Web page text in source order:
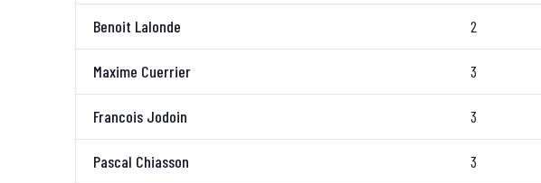
Benoit Lalonde 2
Maxime Cuerrier 3
Francois Jodoin 3
Pascal Chiasson 3